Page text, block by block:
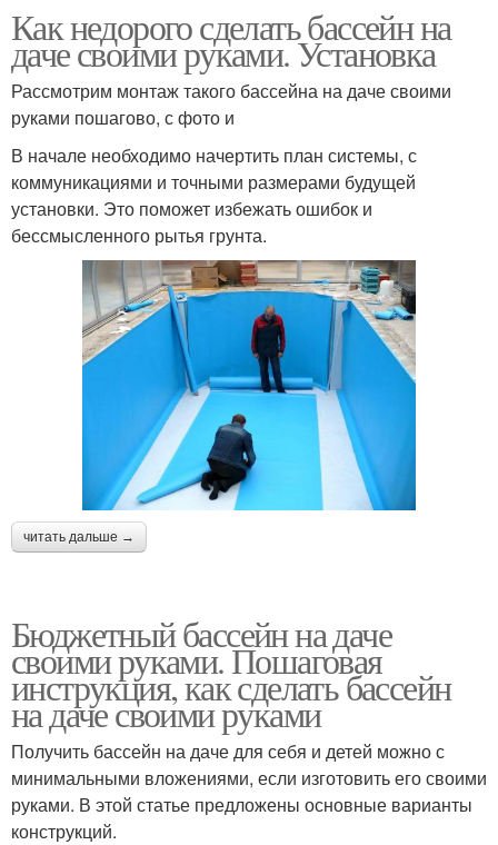
Как недорого сделать бассейн на
даче своими руками. Установка
Рассмотрим монтаж такого бассейна на даче своими
руками пошагово, с фото и
В начале необходимо начертить план системы, с
коммуникациями и точными размерами будущей
установки. Это поможет избежать ошибок и
бессмысленного рытья грунта.
читать дальше →
Бюджетный бассейн на даче
своими руками. Пошаговая
инструкция, как сделать бассейн
на даче своими руками
Получить бассейн на даче для себя и детей можно с
минимальными вложениями, если изготовить его своими
руками. В этой статье предложены основные варианты
конструкций.